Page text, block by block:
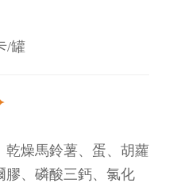
/罐
乾燥馬鈴薯、蛋、胡蘿
膠、磷酸三鈣、氯化